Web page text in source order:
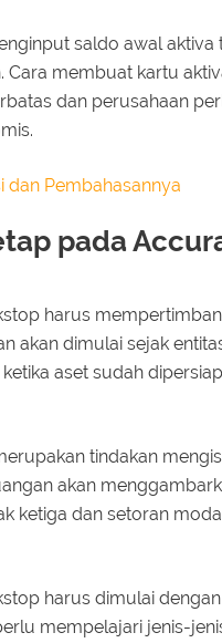
saldo awal aktiva
membuat kartu
dan perusahaan
dan Pembahasannya
pada
harus
akan dimulai sejak
aset sudah
tindakan
akan
ketiga dan setoran
harus dimulai dengan
mempelajari jenis-